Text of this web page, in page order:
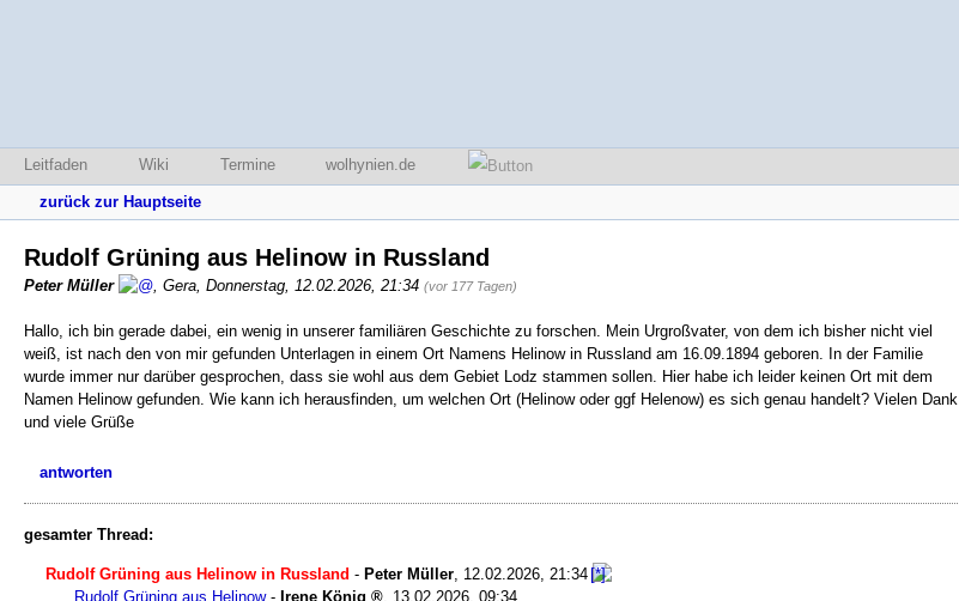
Leitfaden Wiki Termine wolhynien.de
zurück zur Hauptseite
Rudolf Grüning aus Helinow in Russland
Peter Müller , Gera, Donnerstag, 12.02.2026, 21:34 (vor 177 Tagen)
Hallo, ich bin gerade dabei, ein wenig in unserer familiären Geschichte zu forschen. Mein Urgroßvater, von dem ich bisher nicht viel
weiß, ist nach den von mir gefunden Unterlagen in einem Ort Namens Helinow in Russland am 16.09.1894 geboren. In der Familie
wurde immer nur darüber gesprochen, dass sie wohl aus dem Gebiet Lodz stammen sollen. Hier habe ich leider keinen Ort mit dem
Namen Helinow gefunden. Wie kann ich herausfinden, um welchen Ort (Helinow oder ggf Helenow) es sich genau handelt? Vielen Dank
und viele Grüße
antworten
gesamter Thread:
Rudolf Grüning aus Helinow in Russland - Peter Müller 12.02.2026, 21:34
Rudolf Grüning aus Helinow- Irene König
13.02.2026, 09:34